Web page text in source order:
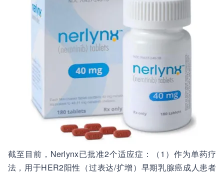
截至目前，Nerlynx已批准2个适应症：（1）作为单药疗
法，用于HER2阳性（过表达/扩增）早期乳腺癌成人患者